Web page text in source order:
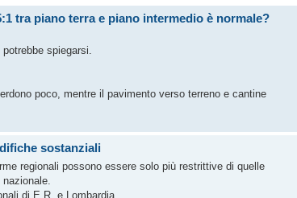
tra piano terra e piano intermedio è normale?
spiegarsi.
poco, mentre il pavimento verso terreno e cantine
sostanziali
regionali possono essere solo più restrittive di quelle
di E.R. e Lombardia.